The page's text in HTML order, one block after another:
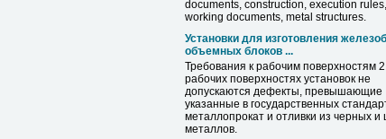
documents, construction, execution
working documents, metal structures.
Установки для изготовления
объемных блоков ...
Требования к рабочим поверхностям
рабочих поверхностях установок не
допускаются дефекты, превышающие
указанные в государственных
металлопрокат и отливки из черных и
металлов.